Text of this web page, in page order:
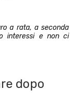
a rata, a seconda
interessi e non ci
dopo